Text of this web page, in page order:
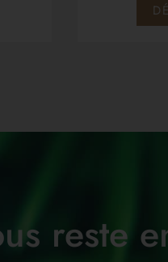
reste